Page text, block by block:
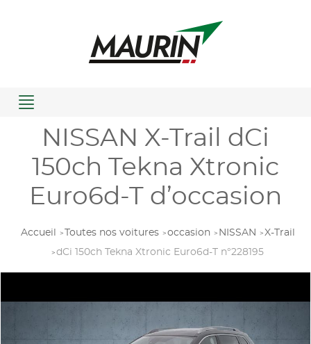
Menu
NISSAN X-Trail dCi
150ch Tekna Xtronic
Euro6d-T d’occasion
Accueil Toutes nos voitures occasion NISSAN
X-Trail
dCi 150ch Tekna Xtronic Euro6d-T n°228195